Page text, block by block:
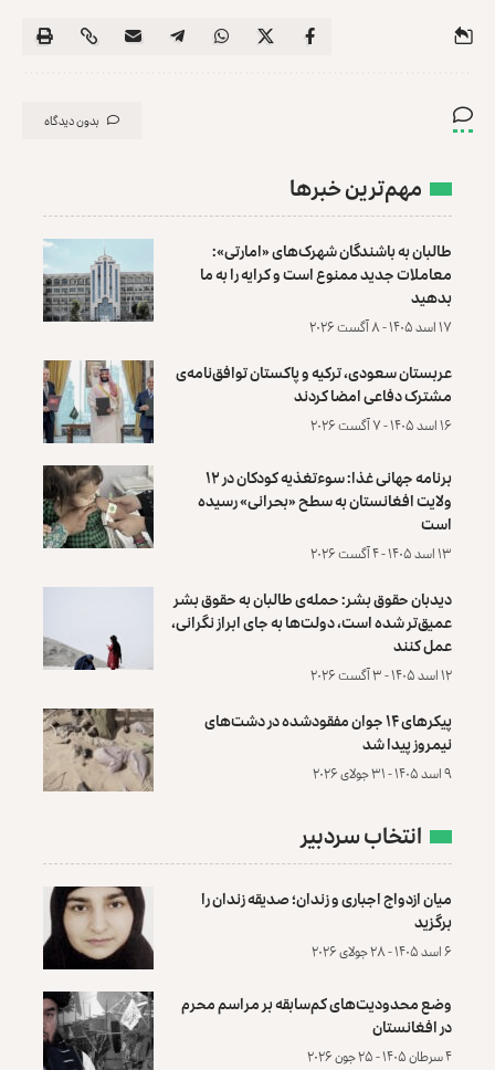
بدون دیدگاه
مهم‌ترین خبرها
طالبان به باشندگان شهرک‌های «امارتی»:
معاملات جدید ممنوع است و کرایه را به ما
بدهید
۱۷ اسد ۱۴۰۵ - ۸ آگست ۲۰۲۶
عربستان سعودی، ترکیه و پاکستان توافق‌نامه‌ی
مشترک دفاعی امضا کردند
۱۶ اسد ۱۴۰۵ - ۷ آگست ۲۰۲۶
برنامه جهانی غذا: سوءتغذیه کودکان در ۱۲
ولایت افغانستان به سطح «بحرانی» رسیده
است
۱۳ اسد ۱۴۰۵ - ۴ آگست ۲۰۲۶
دیدبان حقوق بشر: حمله‌ی طالبان به حقوق بشر
عمیق‌تر شده است، دولت‌ها به جای ابراز نگرانی،
عمل کنند
۱۲ اسد ۱۴۰۵ - ۳ آگست ۲۰۲۶
پیکرهای ۱۴ جوان مفقودشده در دشت‌های
نیمروز پیدا شد
۹ اسد ۱۴۰۵ - ۳۱ جولای ۲۰۲۶
انتخاب سردبیر
میان ازدواج اجباری و زندان؛ صدیقه زندان را
برگزید
۶ اسد ۱۴۰۵ - ۲۸ جولای ۲۰۲۶
وضع محدودیت‌های کم‌سابقه بر مراسم محرم
در افغانستان
۴ سرطان ۱۴۰۵ - ۲۵ جون ۲۰۲۶